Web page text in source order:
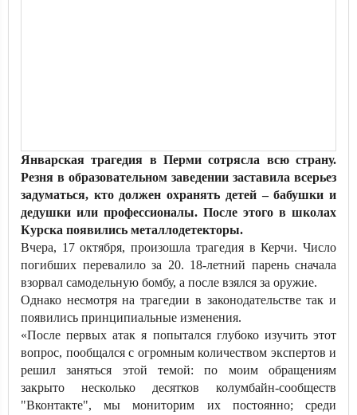
Январская трагедия в Перми сотрясла всю страну.
Резня в образовательном заведении заставила всерьез
задуматься, кто должен охранять детей – бабушки и
дедушки или профессионалы. После этого в школах
Курска появились металлодетекторы.
Вчера, 17 октября, произошла трагедия в Керчи. Число
погибших перевалило за 20. 18-летний парень сначала
взорвал самодельную бомбу, а после взялся за оружие.
Однако несмотря на трагедии в законодательстве так и
появились принципиальные изменения.
«После первых атак я попытался глубоко изучить этот
вопрос, пообщался с огромным количеством экспертов и
решил заняться этой темой: по моим обращениям
закрыто несколько десятков колумбайн-сообществ
"Вконтакте", мы мониторим их постоянно; среди